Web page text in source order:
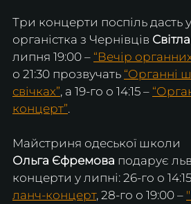
Три концерти поспіль дасть
органістка з Чернівців
липня 19:00 – “Вечір
о 21:30 прозвучать “Органні
свічках”, а 19-го о 14:15 –
концерт”.
Майстриня одеської школи
Ольга Єфремова подарує
концерти у липні: 26-го о
ланч-концерт, 28-го о 19:00 –